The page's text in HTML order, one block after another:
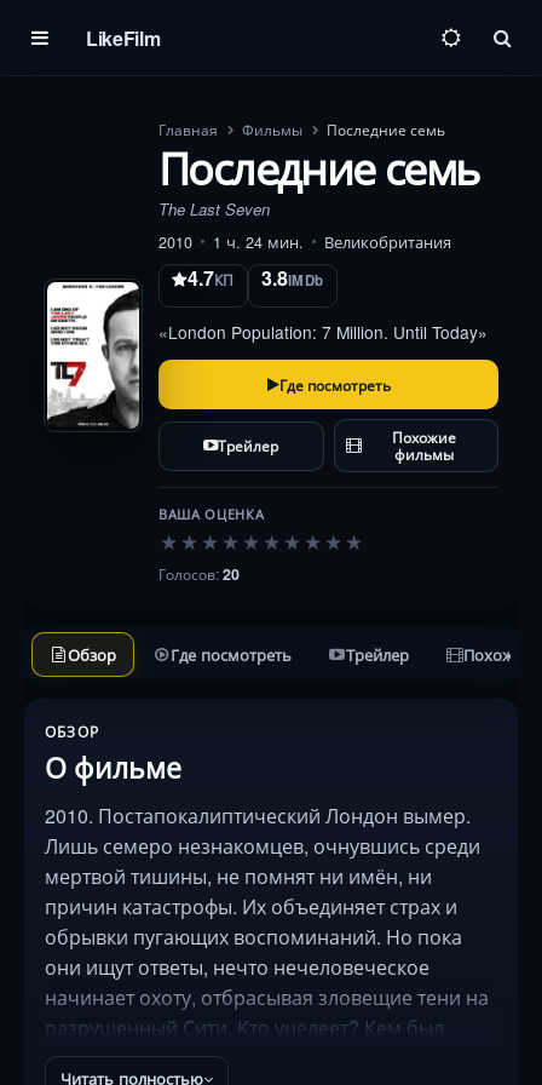
LikeFilm
Главная Фильмы Последние семь
Последние семь
The Last Seven
2010
1 ч. 24 мин. Великобритания
4.7КП 3.8IMDb
«London Population: 7 Million. Until Today»
Где посмотреть
Трейлер Похожие
фильмы
ВАША ОЦЕНКА
★ ★ ★ ★ ★ ★ ★ ★ ★ ★
Голосов:20
Обзор Где посмотреть Трейлер Похожие
ОБЗОР
О фильме
2010. Постапокалиптический Лондон вымер.
Лишь семеро незнакомцев, очнувшись среди
мертвой тишины, не помнят ни имён, ни
причин катастрофы. Их объединяет страх и
обрывки пугающих воспоминаний. Но пока
они ищут ответы, нечто нечеловеческое
начинает охоту, отбрасывая зловещие тени на
разрушенный Сити. Кто уцелеет? Кем был
каждый до конца света? И главное — что
Читать полностью